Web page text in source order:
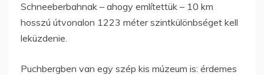
Schneeberbahnak – ahogy említettük – 10 km
hosszú útvonalon 1223 méter szintkülönbséget kell
leküzdenie.
Puchbergben van egy szép kis múzeum is: érdemes